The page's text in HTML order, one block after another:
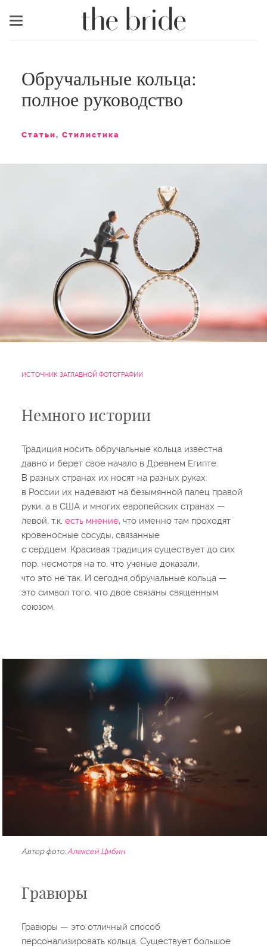
Меню
Обручальные кольца:
полное руководство
Статьи, Стилистика
ИСТОЧНИК ЗАГЛАВНОЙ ФОТОГРАФИИ
Немного истории
Традиция носить обручальные кольца известна
давно и берет свое начало в Древнем Египте.
В разных странах их носят на разных руках:
в России их надевают на безымянной палец правой
руки, а в США и многих европейских странах —
левой, т.к. есть мнение, что именно там проходят
кровеносные сосуды, связанные
с сердцем. Красивая традиция существует до сих
пор, несмотря на то, что ученые доказали,
что это не так. И сегодня обручальные кольца —
это символ того, что двое связаны священным
союзом.
Автор фото: Алексей Цибин
Гравюры
Гравюры — это отличный способ
персонализировать кольца. Существует большое